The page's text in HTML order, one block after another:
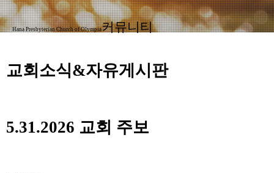
Hana Presbyterian Church of Olympia커뮤니티
교회소식&자유게시판
5.31.2026 교회 주보